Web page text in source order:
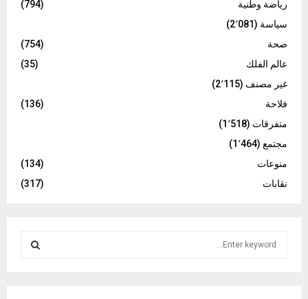
رياضة وطنية
(794)
سياسة (2٬081)
صحة
(754)
عالم الفلك
(35)
غير مصنف (2٬115)
فلاحة
(136)
متفرقات (1٬518)
مجتمع (1٬464)
منوعات
(134)
نقابات
(317)